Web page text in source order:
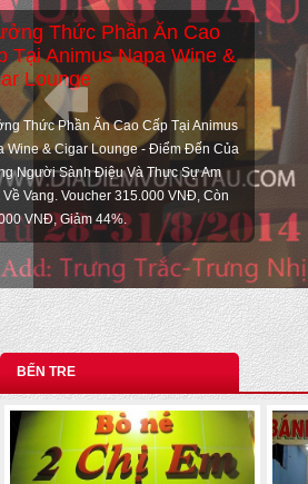
BẾN TRE